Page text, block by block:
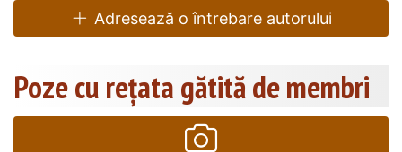
Adresează o întrebare autorului
Poze cu rețata gătită de membri